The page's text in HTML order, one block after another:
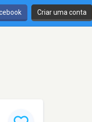
Criar uma conta